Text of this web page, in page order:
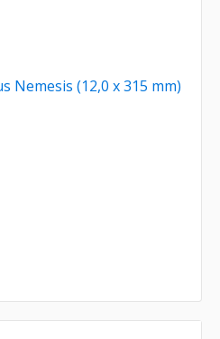
Nemesis (12,0 x 315 mm)